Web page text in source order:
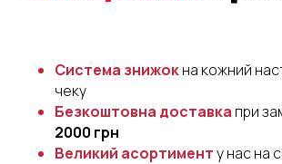
Система знижокна кожний
чеку
Безкоштовна доставка при
2000 грн
Великий асортименту нас на